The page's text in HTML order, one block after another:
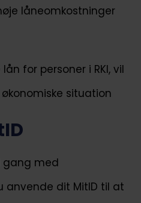
låneomkostninger
for personer i RKI, vil
situation
gang med
anvende dit MitID til at